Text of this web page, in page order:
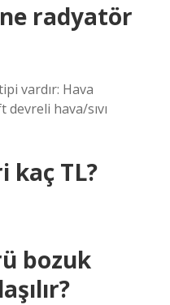
radyatör
vardır: Hava
devreli hava/sıvı
kaç TL?
bozuk